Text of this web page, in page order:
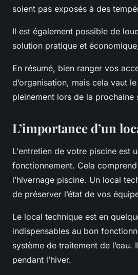
soient pas exposés à des
Il est également possible de
solution pratique et
En résumé, bien ranger vos
d’organisation, mais cela vaut
pleinement lors de la prochaine
L’importance d’un
L’entretien de votre piscine est
fonctionnement. Cela
l’hivernage piscine. Un local
de préserver l’état de vos
Le local technique est en
indispensables au bon
système de traitement de
pendant l’hiver.